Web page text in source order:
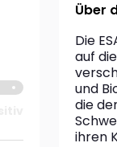
Über
Die
auf
und
die
ihren